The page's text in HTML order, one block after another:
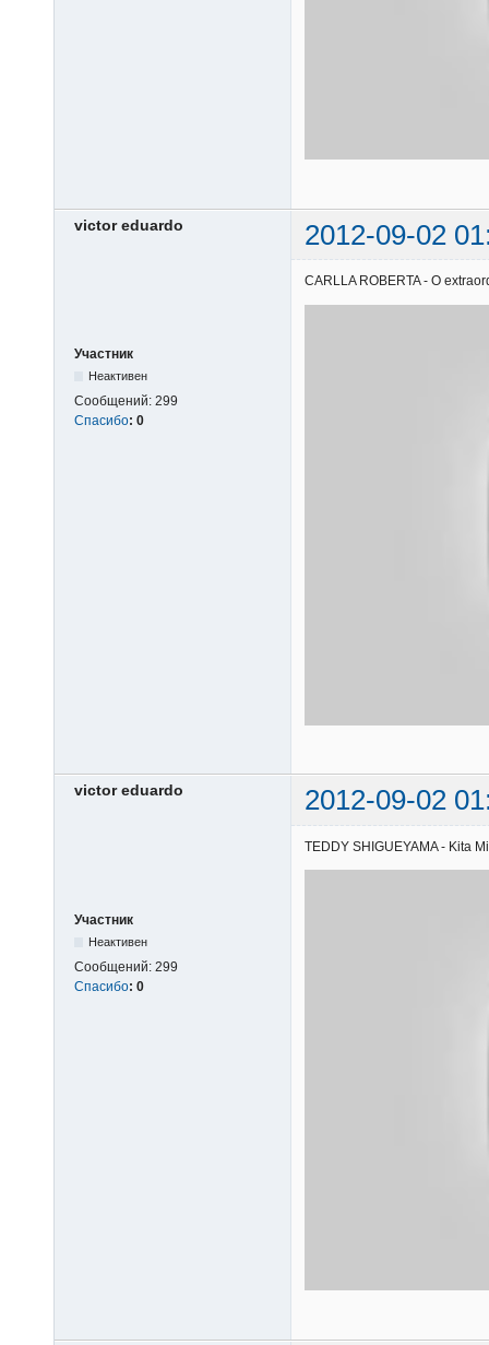
victor eduardo 2012-09-02
Участник
Неактивен
Сообщений: 299
Спасибо: 0
CARLLA ROBERTA - O
victor eduardo 2012-09-02
Участник
Неактивен
Сообщений: 299
Спасибо: 0
TEDDY SHIGUEYAMA - Kita